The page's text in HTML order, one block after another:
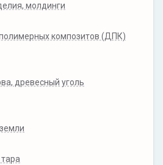
молдинги
композитов (ДПК)
древесный уголь